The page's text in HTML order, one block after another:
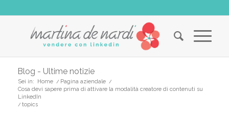
Blog - Ultime notizie
Sei in: Home / Pagina aziendale /
Cosa devi sapere prima di attivare la modalità creatore di contenuti su
LinkedIn
/ topics